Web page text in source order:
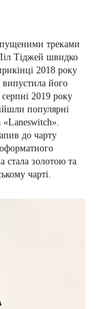
треками
Тіджей швидко
2018 року
випустила його
2019 року
популярні
«Laneswitch».
до чарту
стала золотою та
чарті.